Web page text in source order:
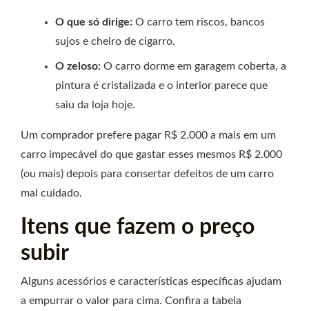
O que só dirige:O carro tem riscos, bancos
sujos e cheiro de cigarro.
O zeloso:O carro dorme em garagem coberta, a
pintura é cristalizada e o interior parece que
saiu da loja hoje.
Um comprador prefere pagar R$ 2.000 a mais em um
carro impecável do que gastar esses mesmos R$ 2.000
(ou mais) depois para consertar defeitos de um carro
mal cuidado.
Itens que fazem o preço
subir
Alguns acessórios e características específicas ajudam
a empurrar o valor para cima. Confira a tabela